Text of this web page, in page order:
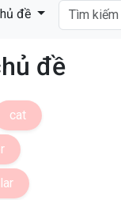
đề
đề
cat